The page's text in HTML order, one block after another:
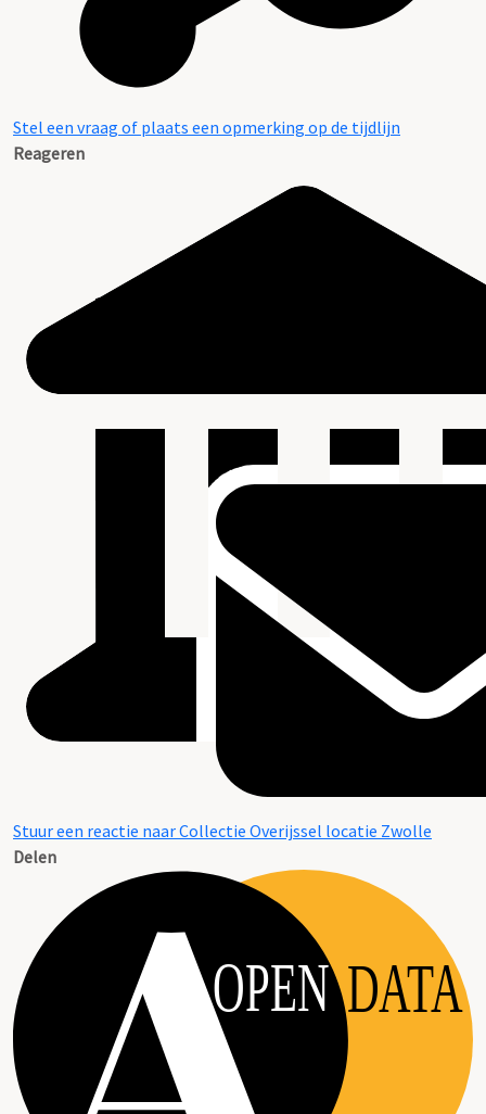
Stel een vraag of plaats een opmerking op de tijdlijn
Reageren
Stuur een reactie naar Collectie Overijssel locatie Zwolle
Delen
OPEN DATA